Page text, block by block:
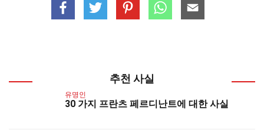
추천 사실
유명인
30 가지 프란츠 페르디난트에 대한 사실